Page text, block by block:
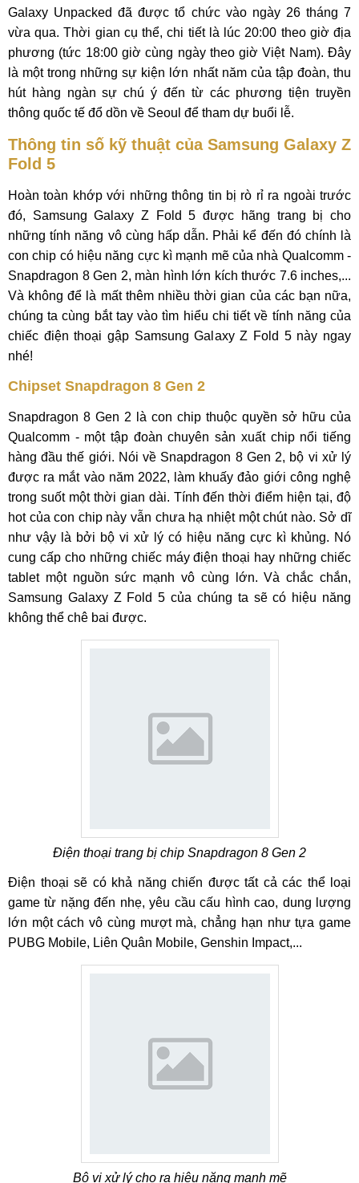
Galaxy Unpacked đã được tổ chức vào ngày 26 tháng 7
vừa qua. Thời gian cụ thể, chi tiết là lúc 20:00 theo giờ địa
phương (tức 18:00 giờ cùng ngày theo giờ Việt Nam). Đây
là một trong những sự kiện lớn nhất năm của tập đoàn, thu
hút hàng ngàn sự chú ý đến từ các phương tiện truyền
thông quốc tế đổ dồn về Seoul để tham dự buổi lễ.
Thông tin số kỹ thuật của Samsung Galaxy Z
Fold 5
Hoàn toàn khớp với những thông tin bị rò rỉ ra ngoài trước
đó, Samsung Galaxy Z Fold 5 được hãng trang bị cho
những tính năng vô cùng hấp dẫn. Phải kể đến đó chính là
con chip có hiệu năng cực kì mạnh mẽ của nhà Qualcomm -
Snapdragon 8 Gen 2, màn hình lớn kích thước 7.6 inches,...
Và không để là mất thêm nhiều thời gian của các bạn nữa,
chúng ta cùng bắt tay vào tìm hiểu chi tiết về tính năng của
chiếc điện thoại gập Samsung Galaxy Z Fold 5 này ngay
nhé!
Chipset Snapdragon 8 Gen 2
Snapdragon 8 Gen 2 là con chip thuộc quyền sở hữu của
Qualcomm - một tập đoàn chuyên sản xuất chip nổi tiếng
hàng đầu thế giới. Nói về Snapdragon 8 Gen 2, bộ vi xử lý
được ra mắt vào năm 2022, làm khuấy đảo giới công nghệ
trong suốt một thời gian dài. Tính đến thời điểm hiện tại, độ
hot của con chip này vẫn chưa hạ nhiệt một chút nào. Sở dĩ
như vậy là bởi bộ vi xử lý có hiệu năng cực kì khủng. Nó
cung cấp cho những chiếc máy điện thoại hay những chiếc
tablet một nguồn sức mạnh vô cùng lớn. Và chắc chắn,
Samsung Galaxy Z Fold 5 của chúng ta sẽ có hiệu năng
không thể chê bai được.
Điện thoại trang bị chip Snapdragon 8 Gen 2
Điện thoại sẽ có khả năng chiến được tất cả các thể loại
game từ nặng đến nhẹ, yêu cầu cấu hình cao, dung lượng
lớn một cách vô cùng mượt mà, chẳng hạn như tựa game
PUBG Mobile, Liên Quân Mobile, Genshin Impact,...
Bộ vi xử lý cho ra hiệu năng mạnh mẽ